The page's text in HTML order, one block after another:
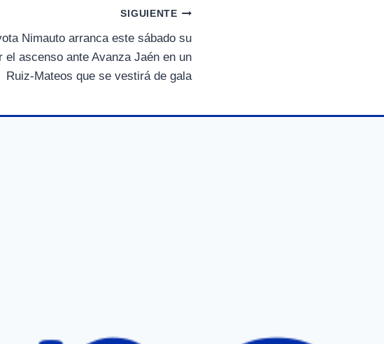
i
r
e
n
r
t
i
r
e
n
SIGUIENTE
Nimauto arranca este sábado su
el ascenso ante Avanza Jaén en un
Ruiz-Mateos que se vestirá de gala